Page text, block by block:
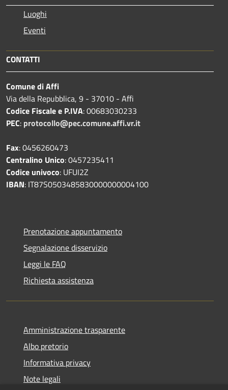
Luoghi
Eventi
CONTATTI
Comune di Affi
Via della Repubblica, 9 - 37010 - Affi
Codice Fiscale e P.IVA: 00683030233
PEC: protocollo@pec.comune.affi.vr.it
Fax: 0456260473
Centralino Unico: 0457235411
Codice univoco: UFUI2Z
IBAN: IT87S0503485830000000004100
Prenotazione appuntamento
Segnalazione disservizio
Leggi le FAQ
Richiesta assistenza
Amministrazione trasparente
Albo pretorio
Informativa privacy
Note legali